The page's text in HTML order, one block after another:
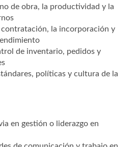
de obra, la productividad y la
contratación, la incorporación y
de inventario, pedidos y
políticas y cultura de la
en gestión o liderazgo en